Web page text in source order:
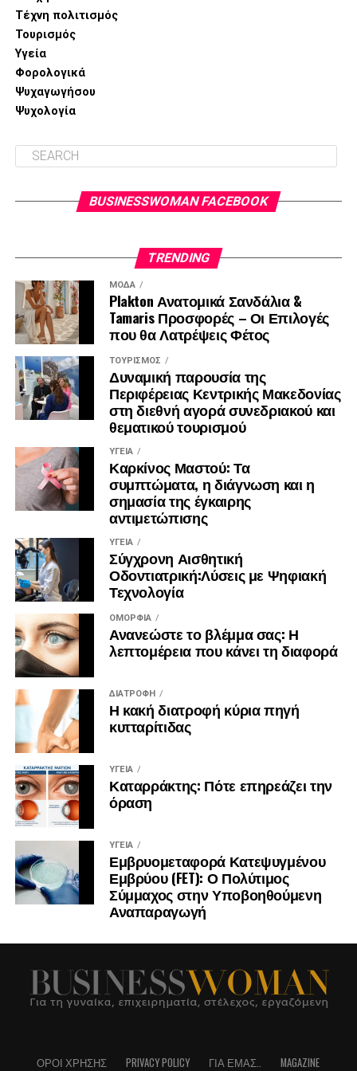
kyria-pigi-kyttaritidas/
Τέχνη πολιτισμός
Τουρισμός
Υγεία
Φορολογικά
Ψυχαγωγήσου
Ψυχολογία
BUSINESSWOMAN FACEBOOK
TRENDING
ΜΌΔΑ
Plakton Ανατομικά Σανδάλια &
Tamaris Προσφορές – Οι Επιλογές
που θα Λατρέψεις Φέτος
ΤΟΥΡΙΣΜΌΣ
Δυναμική παρουσία της
Περιφέρειας Κεντρικής Μακεδονίας
στη διεθνή αγορά συνεδριακού και
θεματικού τουρισμού
ΥΓΕΊΑ
Καρκίνος Μαστού: Τα
συμπτώματα, η διάγνωση και η
σημασία της έγκαιρης
αντιμετώπισης
ΥΓΕΊΑ
Σύγχρονη Αισθητική
Οδοντιατρική:Λύσεις με Ψηφιακή
Τεχνολογία
ΟΜΟΡΦΙΆ
Ανανεώστε το βλέμμα σας: Η
λεπτομέρεια που κάνει τη διαφορά
ΔΙΑΤΡΟΦΉ
Η κακή διατροφή κύρια πηγή
κυτταρίτιδας
ΥΓΕΊΑ
Καταρράκτης: Πότε επηρεάζει την
όραση
ΥΓΕΊΑ
Εμβρυομεταφορά Κατεψυγμένου
Εμβρύου (FET): Ο Πολύτιμος
Σύμμαχος στην Υποβοηθούμενη
Αναπαραγωγή
ΌΡΟΙ ΧΡΉΣΗΣ PRIVACY POLICY ΓΙΑ ΕΜΆΣ.. MAGAZINE